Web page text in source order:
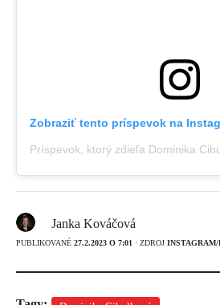
Zobraziť tento príspevok na
Janka Kováčová
PUBLIKOVANÉ 27.2.2023 O 7:01 · ZDROJ